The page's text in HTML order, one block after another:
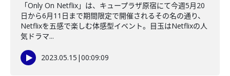
「Only On Netflix」は、キュープラザ原宿にて今週5月20
日から6月11日まで期間限定で開催されるその名の通り、
Netflixを五感で楽しむ体感型イベント。目玉はNetflixの人
気ドラマ...
2023.05.15 |00:09:09